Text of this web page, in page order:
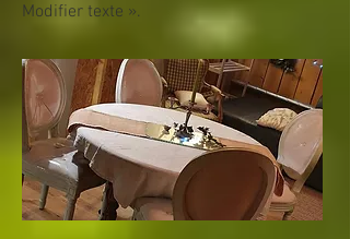
Modifier texte ».